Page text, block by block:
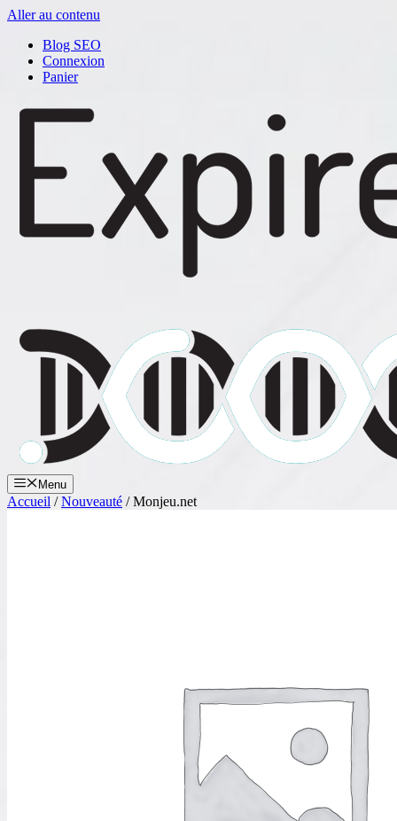
Aller au contenu
Blog SEO
Connexion
Panier
Menu
Accueil /Nouveauté / Monjeu.net